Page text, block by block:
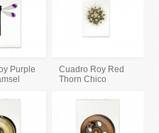
Purple
Cuadro Roy Red
Thorn Chico